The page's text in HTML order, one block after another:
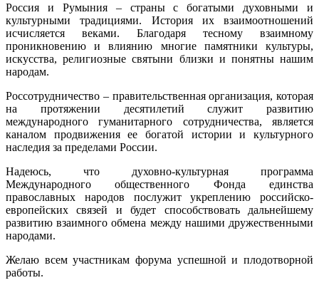
Россия и Румыния – страны с богатыми духовными и
культурными традициями. История их взаимоотношений
исчисляется веками. Благодаря тесному взаимному
проникновению и влиянию многие памятники культуры,
искусства, религиозные святыни близки и понятны нашим
народам.
Россотрудничество – правительственная организация, которая
на протяжении десятилетий служит развитию
международного гуманитарного сотрудничества, является
каналом продвижения ее богатой истории и культурного
наследия за пределами России.
Надеюсь, что духовно-культурная программа
Международного общественного Фонда единства
православных народов послужит укреплению российско-
европейских связей и будет способствовать дальнейшему
развитию взаимного обмена между нашими дружественными
народами.
Желаю всем участникам форума успешной и плодотворной
работы.